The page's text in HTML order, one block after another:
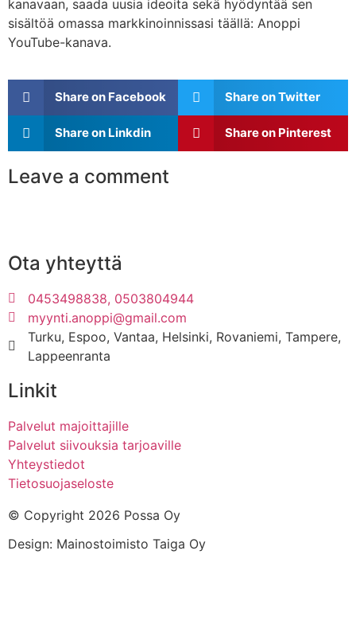
kanavaan, saada uusia ideoita sekä hyödyntää sen
sisältöä omassa markkinoinnissasi täällä: Anoppi
YouTube-kanava.
Share on Facebook Share on Twitter
Share on Linkdin Share on Pinterest
Leave a comment
Ota yhteyttä
0453498838, 0503804944
myynti.anoppi@gmail.com
Turku, Espoo, Vantaa, Helsinki, Rovaniemi, Tampere,
Lappeenranta
Linkit
Palvelut majoittajille
Palvelut siivouksia tarjoaville
Yhteystiedot
Tietosuojaseloste
© Copyright 2026 Possa Oy
Design: Mainostoimisto Taiga Oy